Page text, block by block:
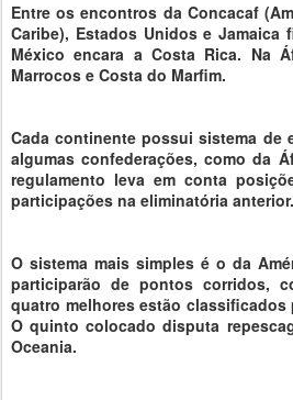
Entre os encontros da Concacaf
Caribe), Estados Unidos e Jamaica
México encara a Costa Rica. Na
Marrocos e Costa do Marfim.
Cada continente possui sistema de
algumas confederações, como da
regulamento leva em conta
participações na eliminatória anterior.
O sistema mais simples é o da
participarão de pontos corridos,
quatro melhores estão classificados
O quinto colocado disputa
Oceania.